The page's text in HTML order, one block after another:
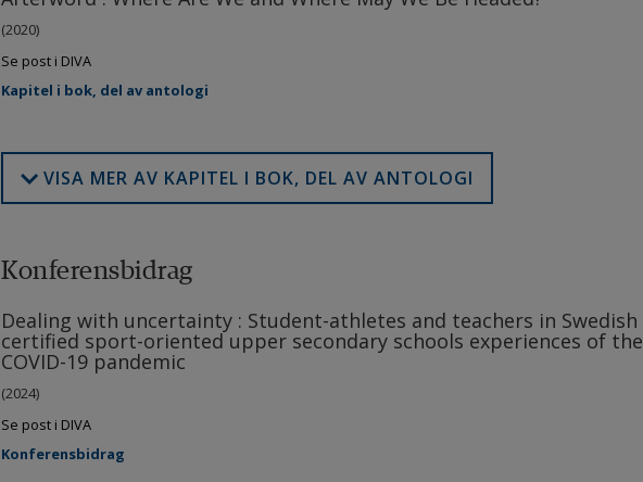
(2020)
Se post i DIVA
Kapitel i bok, del av antologi
VISA MER AV KAPITEL I BOK, DEL AV ANTOLOGI
Konferensbidrag
Dealing with uncertainty : Student-athletes and teachers in Swedish
certified sport-oriented upper secondary schools experiences of the
COVID-19 pandemic
(2024)
Se post i DIVA
Konferensbidrag